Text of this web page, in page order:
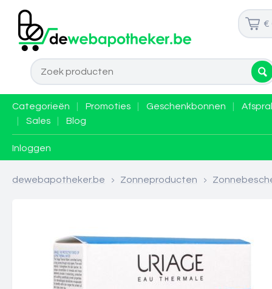
€
Categorieën Promoties Geschenkbonnen
Sales Blog
Inloggen
dewebapotheker.be > Zonneproducten >